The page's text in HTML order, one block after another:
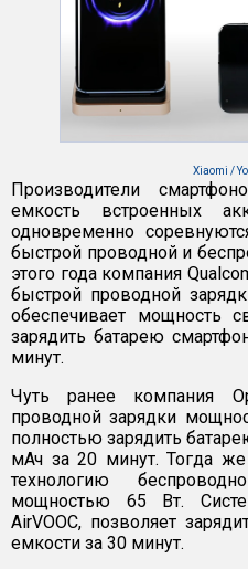
Xiaomi /
Производители
емкость встроенных
одновременно
быстрой проводной и
этого года компания
быстрой проводной
обеспечивает мощность
зарядить батарею
минут.
Чуть ранее компания
проводной зарядки
полностью зарядить
мАч за 20 минут. Тогда
технологию
мощностью 65 Вт.
AirVOOC, позволяет
емкости за 30 минут.